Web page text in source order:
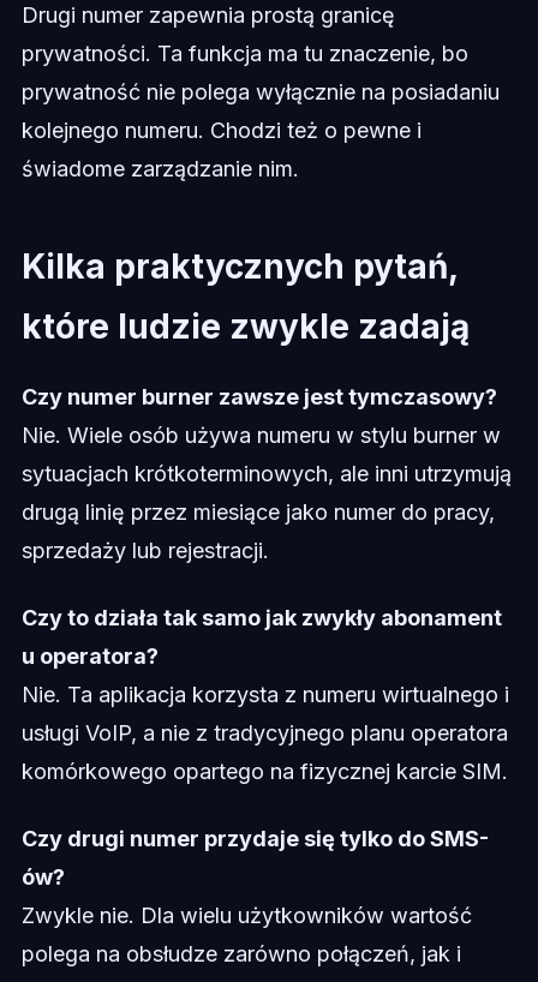
Drugi numer zapewnia prostą granicę
prywatności. Ta funkcja ma tu znaczenie, bo
prywatność nie polega wyłącznie na posiadaniu
kolejnego numeru. Chodzi też o pewne i
świadome zarządzanie nim.
Kilka praktycznych pytań,
które ludzie zwykle zadają
Czy numer burner zawsze jest tymczasowy?
Nie. Wiele osób używa numeru w stylu burner w
sytuacjach krótkoterminowych, ale inni utrzymują
drugą linię przez miesiące jako numer do pracy,
sprzedaży lub rejestracji.
Czy to działa tak samo jak zwykły abonament
u operatora?
Nie. Ta aplikacja korzysta z numeru wirtualnego i
usługi VoIP, a nie z tradycyjnego planu operatora
komórkowego opartego na fizycznej karcie SIM.
Czy drugi numer przydaje się tylko do SMS-
ów?
Zwykle nie. Dla wielu użytkowników wartość
polega na obsłudze zarówno połączeń, jak i